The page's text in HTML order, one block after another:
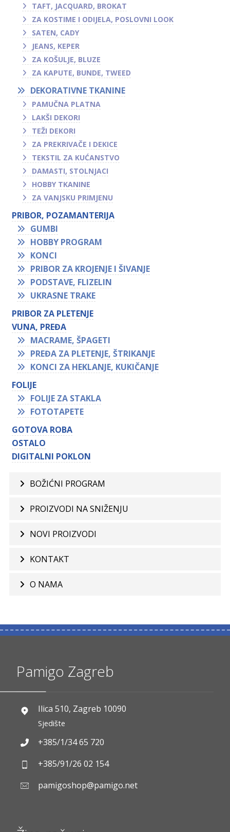
TAFT, JACQUARD, BROKAT
ZA KOSTIME I ODIJELA, POSLOVNI LOOK
SATEN, CADY
JEANS, KEPER
ZA KOŠULJE, BLUZE
ZA KAPUTE, BUNDE, TWEED
DEKORATIVNE TKANINE
PAMUČNA PLATNA
LAKŠI DEKORI
TEŽI DEKORI
ZA PREKRIVAČE I DEKICE
TEKSTIL ZA KUĆANSTVO
DAMASTI, STOLNJACI
HOBBY TKANINE
ZA VANJSKU PRIMJENU
PRIBOR, POZAMANTERIJA
GUMBI
HOBBY PROGRAM
KONCI
PRIBOR ZA KROJENJE I ŠIVANJE
PODSTAVE, FLIZELIN
UKRASNE TRAKE
PRIBOR ZA PLETENJE
VUNA, PREĐA
MACRAME, ŠPAGETI
PREĐA ZA PLETENJE, ŠTRIKANJE
KONCI ZA HEKLANJE, KUKIČANJE
FOLIJE
FOLIJE ZA STAKLA
FOTOTAPETE
GOTOVA ROBA
OSTALO
DIGITALNI POKLON
BOŽIĆNI PROGRAM
PROIZVODI NA SNIŽENJU
NOVI PROIZVODI
KONTAKT
O NAMA
Pamigo Zagreb
Ilica 510, Zagreb 10090
Sjedište
+385/1/34 65 720
+385/91/26 02 154
pamigoshop@pamigo.net